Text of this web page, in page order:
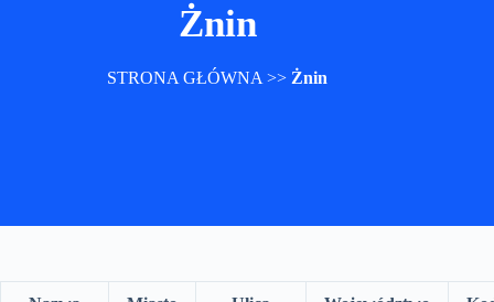
Żnin
STRONA GŁÓWNA >> Żnin